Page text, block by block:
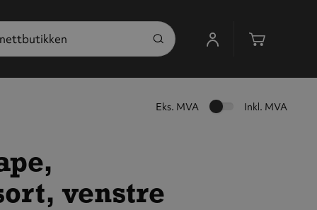
Eks. MVA Inkl. MVA
venstre